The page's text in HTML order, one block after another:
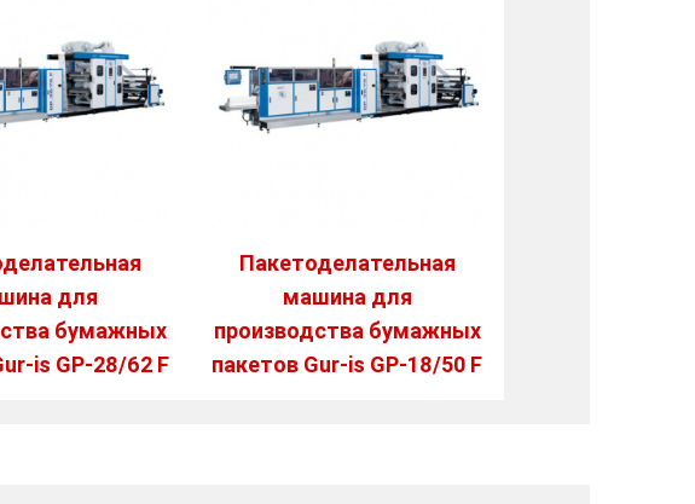
для
бумажных
is GP-28/62 F
Пакетоделательная
машина для
производства бумажных
пакетов Gur-is GP-18/50 F